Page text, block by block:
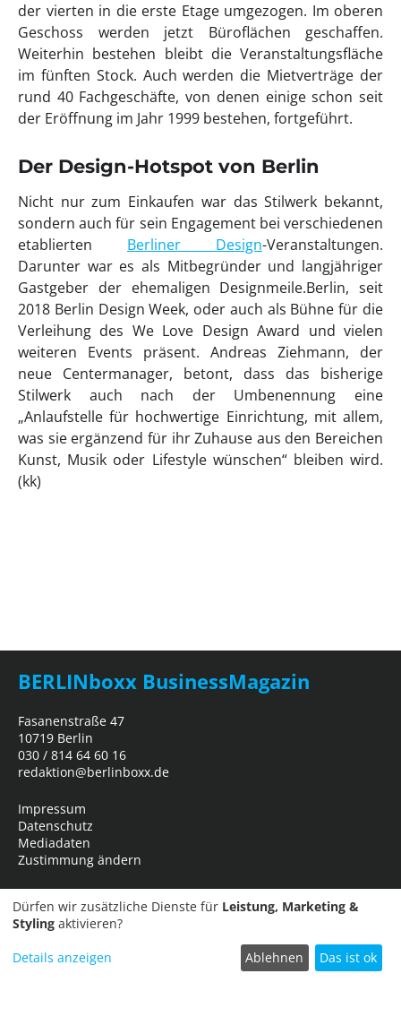
der vierten in die erste Etage umgezogen. Im oberen
Geschoss werden jetzt Büroflächen geschaffen.
Weiterhin bestehen bleibt die Veranstaltungsfläche
im fünften Stock. Auch werden die Mietverträge der
rund 40 Fachgeschäfte, von denen einige schon seit
der Eröffnung im Jahr 1999 bestehen, fortgeführt.
Der Design-Hotspot von Berlin
Nicht nur zum Einkaufen war das Stilwerk bekannt,
sondern auch für sein Engagement bei verschiedenen
etablierten Berliner Design-Veranstaltungen.
Darunter war es als Mitbegründer und langjähriger
Gastgeber der ehemaligen Designmeile.Berlin, seit
2018 Berlin Design Week, oder auch als Bühne für die
Verleihung des We Love Design Award und vielen
weiteren Events präsent. Andreas Ziehmann, der
neue Centermanager, betont, dass das bisherige
Stilwerk auch nach der Umbenennung eine
„Anlaufstelle für hochwertige Einrichtung, mit allem,
was sie ergänzend für ihr Zuhause aus den Bereichen
Kunst, Musik oder Lifestyle wünschen“ bleiben wird.
(kk)
BERLINboxx BusinessMagazin
Fasanenstraße 47
10719 Berlin
030 / 814 64 60 16
redaktion@berlinboxx.de
Impressum
Datenschutz
Mediadaten
Zustimmung ändern
Dürfen wir zusätzliche Dienste für Leistung, Marketing &
Styling aktivieren?
Details anzeigen Ablehnen Das ist ok